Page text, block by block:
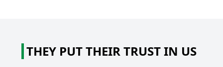
THEY PUT THEIR TRUST IN US